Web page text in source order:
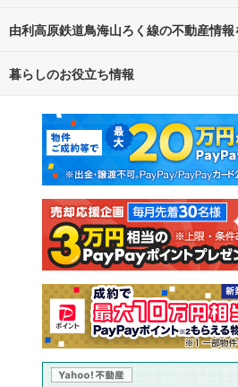
路線・駅から探す 地
通勤・通学時間から探す
由利高原鉄道鳥海山ろく線の不動産情
不動産・住宅
新築マンション 中
新築一戸建て 中
注文住宅 土地
売却査定
暮らしのお役立ち情報
マンションカタログ 教